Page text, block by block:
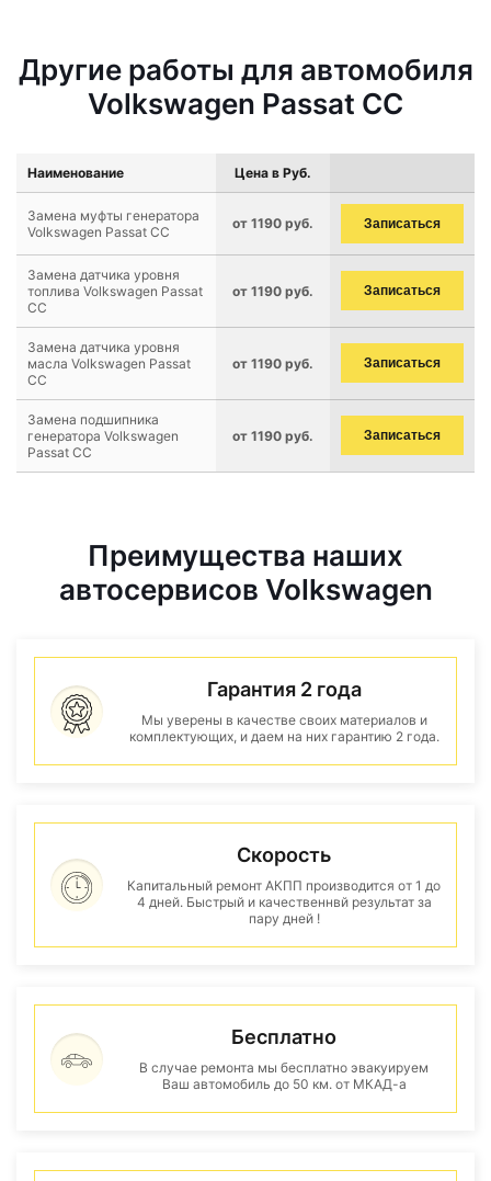
Другие работы для автомобиля
Volkswagen Passat CC
Наименование Цена в Руб.
Замена муфты генератора
Volkswagen Passat CC
от 1190 руб. Записаться
Замена датчика уровня
топлива Volkswagen Passat
CC
от 1190 руб. Записаться
Замена датчика уровня
масла Volkswagen Passat
CC
от 1190 руб. Записаться
Замена подшипника
генератора Volkswagen
Passat CC
от 1190 руб. Записаться
Преимущества наших
автосервисов Volkswagen
Гарантия 2 года
Мы уверены в качестве своих материалов и
комплектующих, и даем на них гарантию 2 года.
Скорость
Капитальный ремонт АКПП производится от 1 до
4 дней. Быстрый и качественнвй результат за
пару дней !
Бесплатно
В случае ремонта мы бесплатно эвакуируем
Ваш автомобиль до 50 км. от МКАД-а